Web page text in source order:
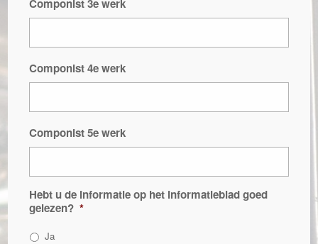
Componist 3e werk
Componist 4e werk
Componist 5e werk
Hebt u de informatie op het informatieblad goed
gelezen? *
Ja